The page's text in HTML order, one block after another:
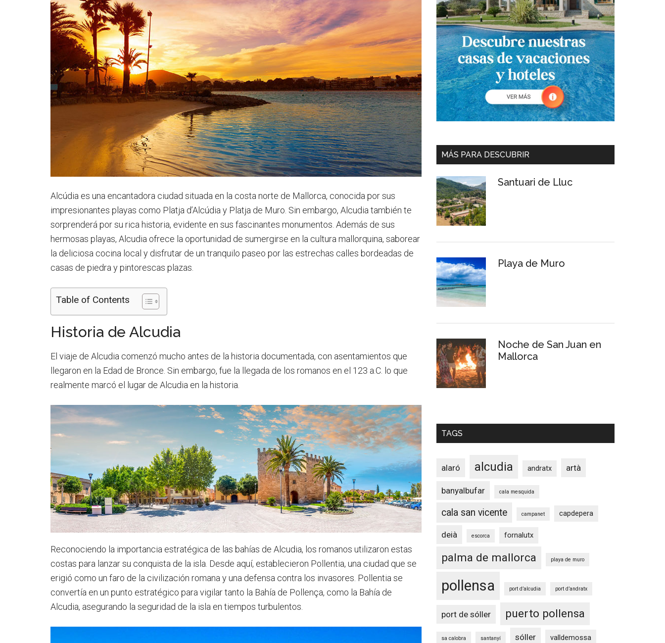
Alcúdia es una encantadora ciudad situada en la costa norte de Mallorca, conocida por sus
impresionantes playas como Platja d’Alcúdia y Platja de Muro. Sin embargo, Alcudia también te
sorprenderá por su rica historia, evidente en sus fascinantes monumentos. Además de sus
hermosas playas, Alcudia ofrece la oportunidad de sumergirse en la cultura mallorquina, saborear
la deliciosa cocina local y disfrutar de un tranquilo paseo por las estrechas calles bordeadas de
casas de piedra y pintorescas plazas.
Table of Contents
Historia de Alcudia
El viaje de Alcudia comenzó mucho antes de la historia documentada, con asentamientos que
llegaron en la Edad de Bronce. Sin embargo, fue la llegada de los romanos en el 123 a.C. lo que
realmente marcó el lugar de Alcudia en la historia.
Reconociendo la importancia estratégica de las bahías de Alcudia, los romanos utilizaron estas
costas para lanzar su conquista de la isla. Desde aquí, establecieron Pollentia, una ciudad que se
erigió como un faro de la civilización romana y una defensa contra los invasores. Pollentia se
convertía en un punto estratégico para vigilar tanto la Bahía de Pollença, como la Bahía de
Alcudia, asegurando la seguridad de la isla en tiempos turbulentos.
MÁS PARA DESCUBRIR
Santuari de Lluc
Playa de Muro
Noche de San Juan en
Mallorca
TAGS
alaró alcudia andratx artà
banyalbufar cala mesquida
cala san vicente campanet capdepera
deià escorca fornalutx
palma de mallorca playa de muro
pollensa port d’alcudia port d’andratx
port de sóller puerto pollensa
sa calobra santanyí sóller valldemossa